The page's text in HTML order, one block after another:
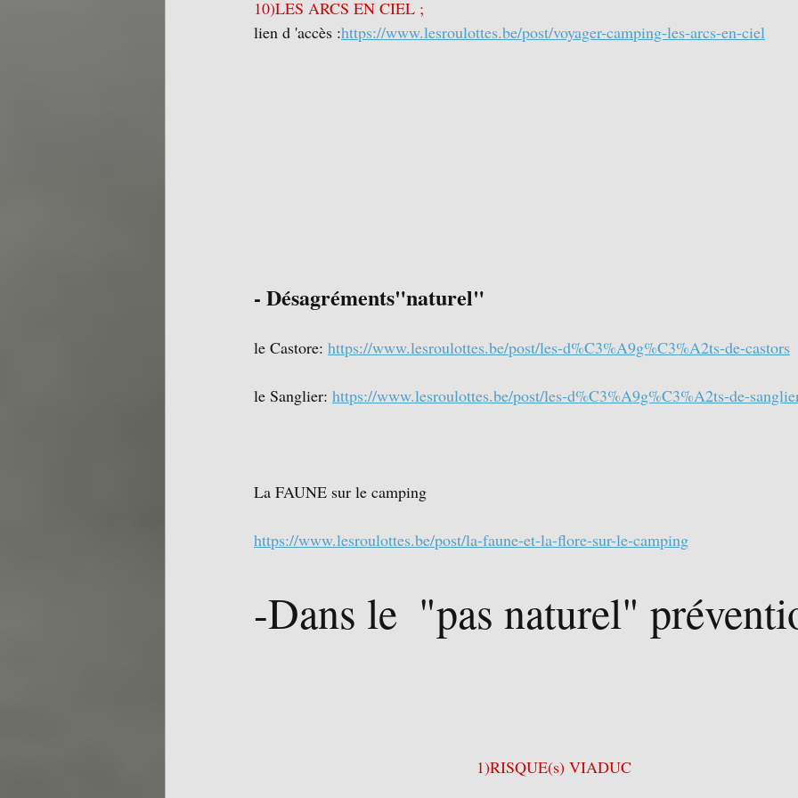
10)LES ARCS EN CIEL ;
lien d 'accès :https://www.lesroulottes.be/post/voyager-camping-les-arcs-en-ciel
- Désagréments"naturel"
le Castore: https://www.lesroulottes.be/post/les-d%C3%A9g%C3%A2ts-de-castors
le Sanglier: https://www.lesroulottes.be/post/les-d%C3%A9g%C3%A2ts-de-
La FAUNE sur le camping
https://www.lesroulottes.be/post/la-faune-et-la-flore-sur-le-camping
-Dans le  "pas naturel"
1)RISQUE(s) VIADUC